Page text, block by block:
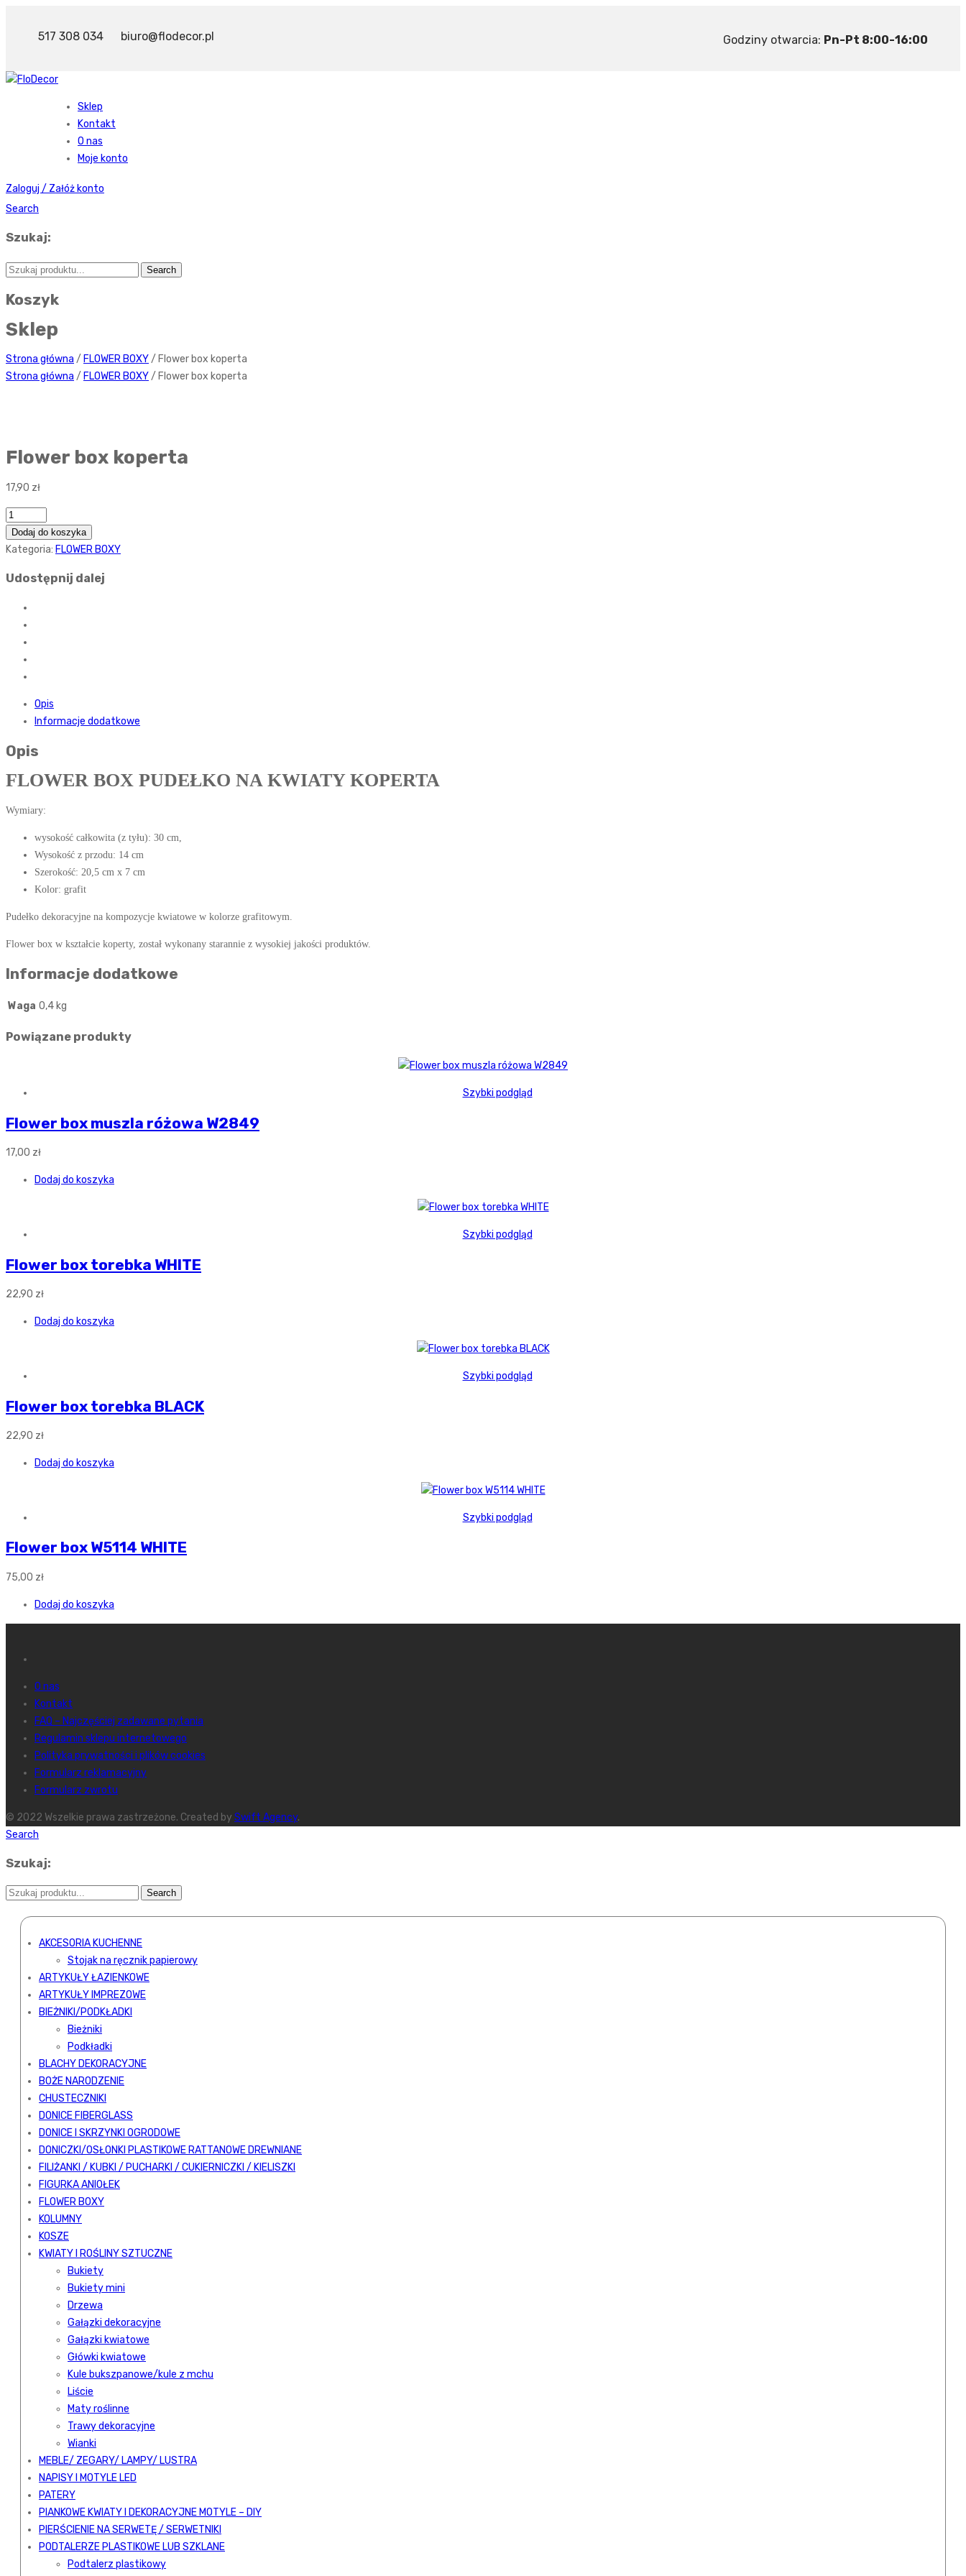
517 308 034 biuro@flodecor.pl Godziny otwarcia: Pn-Pt 8:00-16:00
Sklep
Kontakt
O nas
Moje konto
Zaloguj / Załóż konto
Search
Szukaj:
Koszyk
Sklep
Strona główna / FLOWER BOXY/ Flower box koperta
Strona główna / FLOWER BOXY/ Flower box koperta
Flower box koperta
17,90 zł
Ilość
Dodaj do koszyka
Kategoria: FLOWER BOXY
Udostępnij dalej
Opis
Informacje dodatkowe
Opis
FLOWER BOX PUDEŁKO NA KWIATY KOPERTA
Wymiary:
wysokość całkowita (z tyłu): 30 cm,
Wysokość z przodu: 14 cm
Szerokość: 20,5 cm x 7 cm
Kolor: grafit
Pudełko dekoracyjne na kompozycje kwiatowe w kolorze grafitowym.
Flower box w kształcie koperty, został wykonany starannie z wysokiej jakości produktów.
Informacje dodatkowe
Waga 0,4 kg
Powiązane produkty
Szybki podgląd
Flower box muszla różowa W2849
17,00 zł
Dodaj do koszyka
Szybki podgląd
Flower box torebka WHITE
22,90 zł
Dodaj do koszyka
Szybki podgląd
Flower box torebka BLACK
22,90 zł
Dodaj do koszyka
Szybki podgląd
Flower box W5114 WHITE
75,00 zł
Dodaj do koszyka
O nas
Kontakt
FAQ – Najczęściej zadawane pytania
Regulamin sklepu internetowego
Polityka prywatności i plików cookies
Formularz reklamacyjny
Formularz zwrotu
© 2022 Wszelkie prawa zastrzeżone. Created by Swift Agency.
Search
Szukaj:
AKCESORIA KUCHENNE
Stojak na ręcznik papierowy
ARTYKUŁY ŁAZIENKOWE
ARTYKUŁY IMPREZOWE
BIEŻNIKI/PODKŁADKI
Bieżniki
Podkładki
BLACHY DEKORACYJNE
BOŻE NARODZENIE
CHUSTECZNIKI
DONICE FIBERGLASS
DONICE I SKRZYNKI OGRODOWE
DONICZKI/OSŁONKI PLASTIKOWE RATTANOWE DREWNIANE
FILIŻANKI / KUBKI / PUCHARKI / CUKIERNICZKI / KIELISZKI
FIGURKA ANIOŁEK
FLOWER BOXY
KOLUMNY
KOSZE
KWIATY I ROŚLINY SZTUCZNE
Bukiety
Bukiety mini
Drzewa
Gałązki dekoracyjne
Gałązki kwiatowe
Główki kwiatowe
Kule bukszpanowe/kule z mchu
Liście
Maty roślinne
Trawy dekoracyjne
Wianki
MEBLE/ ZEGARY/ LAMPY/ LUSTRA
NAPISY I MOTYLE LED
PATERY
PIANKOWE KWIATY I DEKORACYJNE MOTYLE – DIY
PIERŚCIENIE NA SERWETĘ / SERWETNIKI
PODTALERZE PLASTIKOWE LUB SZKLANE
Podtalerz plastikowy